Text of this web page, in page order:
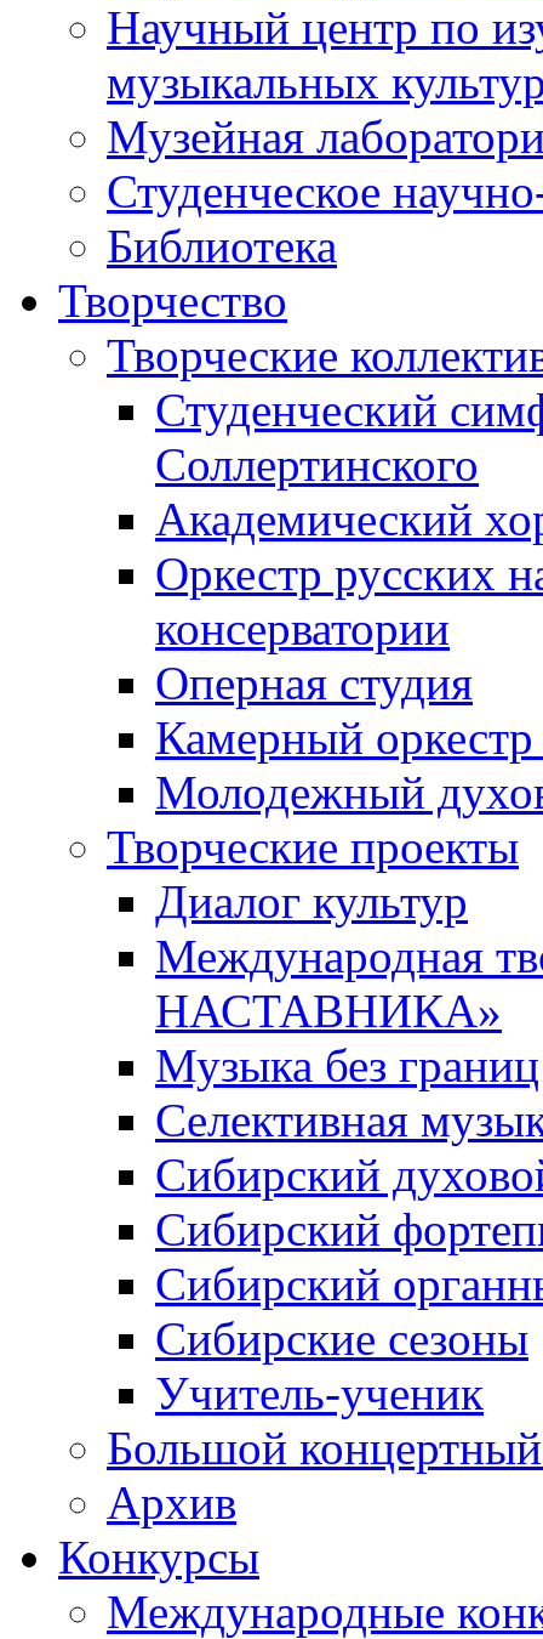
Научный центр по
музыкальных
Музейная
Студенческое
Библиотека
Творчество
Творческие
Студенческий
Соллертинского
Академический
Оркестр русских
консерватории
Оперная студия
Камерный оркестр
Молодежный
Творческие проекты
Диалог культур
Международная
НАСТАВНИКА»
Музыка без границ
Селективная
Сибирский
Сибирский
Сибирский
Сибирские сезоны
Учитель-ученик
Большой концертный
Архив
Конкурсы
Международные